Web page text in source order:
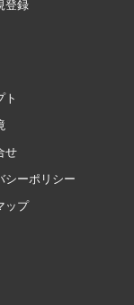
登録
ト
せ
シーポリシー
ップ